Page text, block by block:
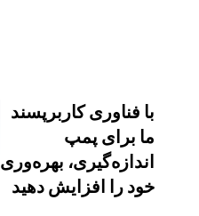
با فناوری کاربرپسند
ما برای پمپ
اندازه‌گیری، بهره‌وری
خود را افزایش دهید